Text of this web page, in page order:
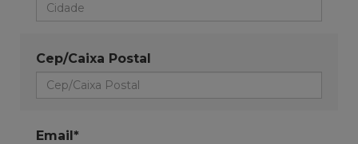
Cep/Caixa Postal
Email*